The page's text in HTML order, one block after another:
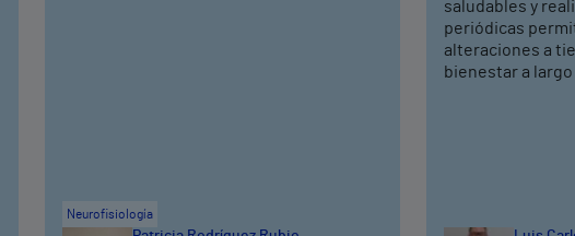
Neurofisiología
saludables y
periódicas
alteraciones a
bienestar a largo